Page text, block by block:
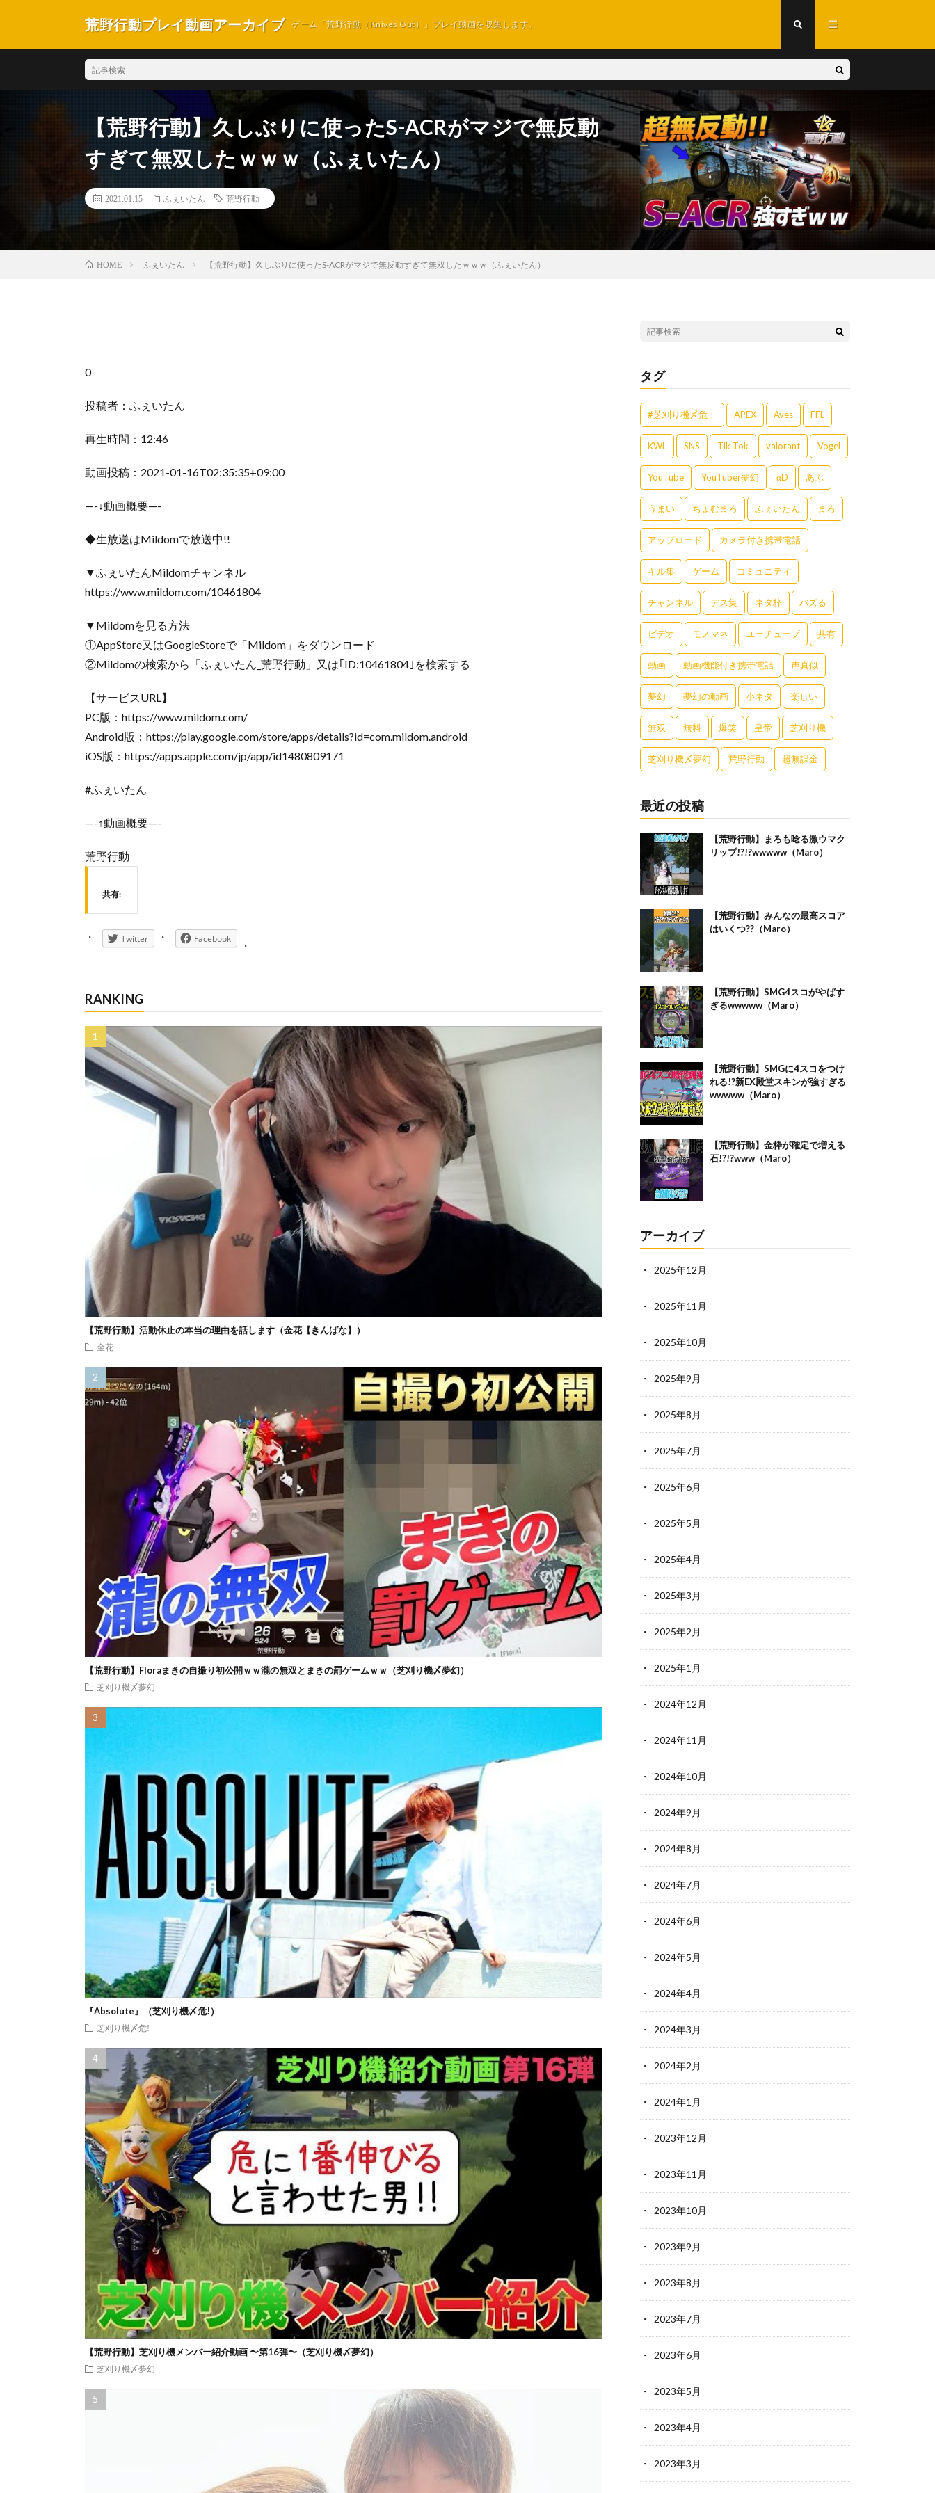
荒野行動プレイ動画アーカイブ ゲーム「荒野行動（Knives Out）」プレイ動画を収集します。
【荒野行動】久しぶりに使ったS-ACRがマジで無反動
すぎて無双したｗｗｗ（ふぇいたん）
2021.01.15 ふぇいたん 荒野行動
HOME ふぇいたん 【荒野行動】久しぶりに使ったS-ACRがマジで無反動すぎて無双したｗｗｗ（ふぇいたん）
0
投稿者：ふぇいたん
再生時間：12:46
動画投稿：2021-01-16T02:35:35+09:00
—-↓動画概要—-
◆生放送はMildomで放送中!!
▼ふぇいたんMildomチャンネル
https://www.mildom.com/10461804
▼Mildomを見る方法
①AppStore又はGoogleStoreで「Mildom」をダウンロード
②Mildomの検索から「ふぇいたん_荒野行動」又は｢ID:10461804｣を検索する
【サービスURL】
PC版：https://www.mildom.com/
Android版：https://play.google.com/store/apps/details?id=com.mildom.android
iOS版：https://apps.apple.com/jp/app/id1480809171
#ふぇいたん
—-↑動画概要—-
荒野行動
共有:
Twitter Facebook
RANKING
【荒野行動】活動休止の本当の理由を話します（金花【きんばな】）
金花
【荒野行動】Floraまきの自撮り初公開ｗｗ瀧の無双とまきの罰ゲームｗｗ（芝刈り機〆夢幻）
芝刈り機〆夢幻
『Absolute』（芝刈り機〆危!）
芝刈り機〆危!
【荒野行動】芝刈り機メンバー紹介動画 〜第16弾〜（芝刈り機〆夢幻）
芝刈り機〆夢幻
タグ
#芝刈り機〆危！ APEX Aves FFL
KWL SNS Tik Tok valorant Vogel
YouTube YouTuber夢幻 αD あぶ
うまい ちょむまろ ふぇいたん まろ
アップロード カメラ付き携帯電話
キル集 ゲーム コミュニティ
チャンネル デス集 ネタ枠 バズる
ビデオ モノマネ ユーチューブ 共有
動画 動画機能付き携帯電話 声真似
夢幻 夢幻の動画 小ネタ 楽しい
無双 無料 爆笑 皇帝 芝刈り機
芝刈り機〆夢幻 荒野行動 超無課金
最近の投稿
【荒野行動】まろも唸る激ウマク
リップ!?!?wwwww（Maro）
【荒野行動】みんなの最高スコア
はいくつ??（Maro）
【荒野行動】SMG4スコがやばす
ぎるwwwww（Maro）
【荒野行動】SMGに4スコをつけ
れる!?新EX殿堂スキンが強すぎる
wwwww（Maro）
【荒野行動】金枠が確定で増える
石!?!?www（Maro）
アーカイブ
2025年12月
2025年11月
2025年10月
2025年9月
2025年8月
2025年7月
2025年6月
2025年5月
2025年4月
2025年3月
2025年2月
2025年1月
2024年12月
2024年11月
2024年10月
2024年9月
2024年8月
2024年7月
2024年6月
2024年5月
2024年4月
2024年3月
2024年2月
2024年1月
2023年12月
2023年11月
2023年10月
2023年9月
2023年8月
2023年7月
2023年6月
2023年5月
2023年4月
2023年3月